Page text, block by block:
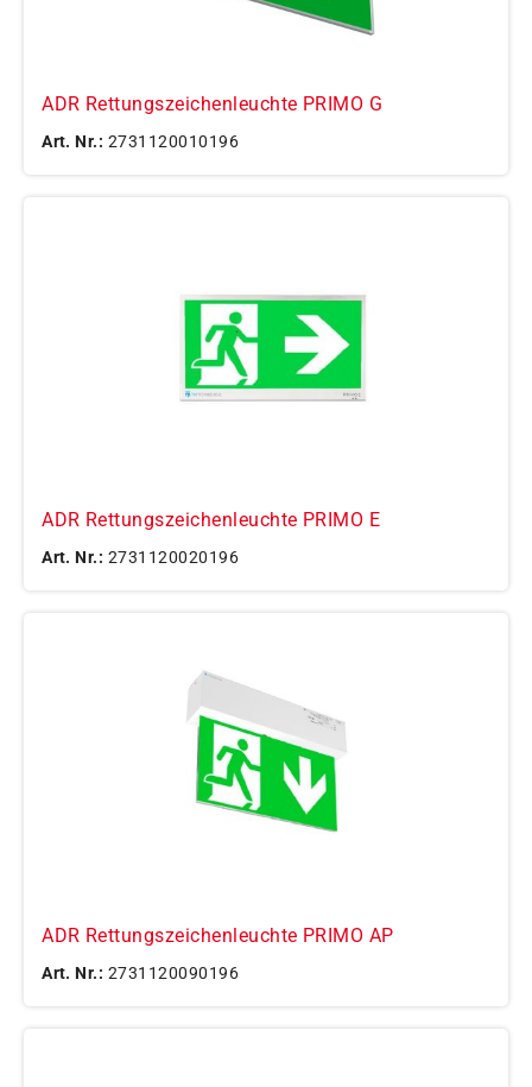
ADR Rettungszeichenleuchte PRIMO G
Art. Nr.: 2731120010196
ADR Rettungszeichenleuchte PRIMO E
Art. Nr.: 2731120020196
ADR Rettungszeichenleuchte PRIMO AP
Art. Nr.: 2731120090196